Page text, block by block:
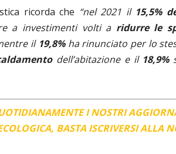
ricorda che “nel 2021 il 15,5%
a investimenti volti a ridurre le
il 19,8%ha rinunciato per lo
dell’abitazione e il 18,9%
I NOSTRI
BASTA ISCRIVERSI ALLA